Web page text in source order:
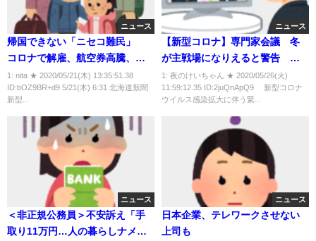
ニュース
帰国できない「ニセコ難民」
コロナで解雇、航空券高騰、再
就職も困難
1: nita ★ 2020/05/21(木) 13:35:51.38
ID:bOZ9BR+d9 5/21(木) 6:31 北海道新聞
新型...
ニュース
【新型コロナ】専門家会議 冬
が主戦場になりえると警告 再
流行へ課題山積
1: 夜のけいちゃん ★ 2020/05/26(火)
11:59:12.35 ID:2juQnApQ9 新型コロナ
ウイルス感染拡大に伴う緊...
ニュース
＜非正規公務員＞不安訴え「手
取り11万円…人の暮らしナメて
ニュース
日本企業、テレワークさせない
上司も